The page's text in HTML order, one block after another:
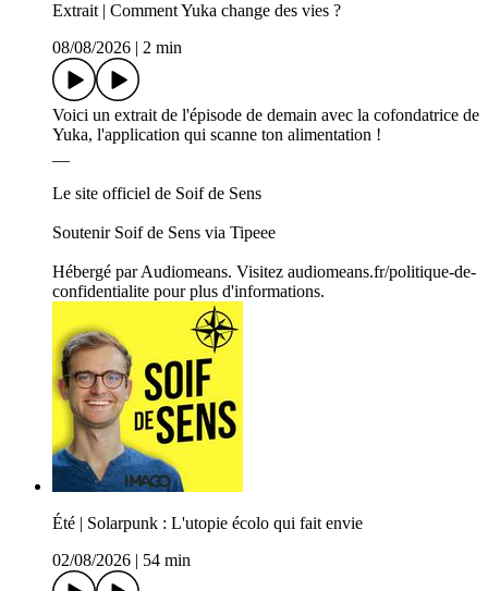
Extrait | Comment Yuka change des vies ?
08/08/2026
2 min
Voici un extrait de l'épisode de demain avec la cofondatrice de
Yuka, l'application qui scanne ton alimentation !
Le site officiel de Soif de Sens
Soutenir Soif de Sens via Tipeee
Hébergé par Audiomeans. Visitez audiomeans.fr/politique-de-
confidentialite pour plus d'informations.
Été | Solarpunk : L'utopie écolo qui fait envie
02/08/2026
54 min